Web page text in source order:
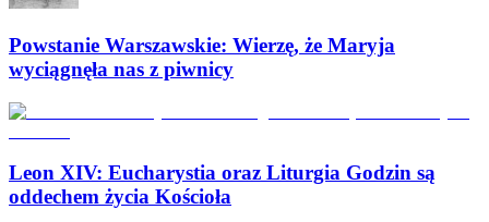
Powstanie Warszawskie: Wierzę, że Maryja
wyciągnęła nas z piwnicy
Leon XIV: Eucharystia oraz Liturgia Godzin są
oddechem życia Kościoła